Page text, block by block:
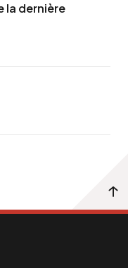
la dernière